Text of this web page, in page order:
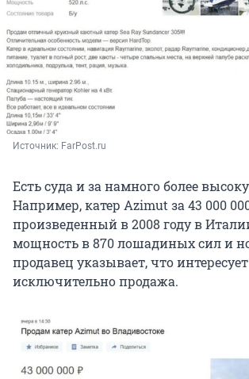
Источник: FarPost.ru
Есть суда и за намного более
Например, катер Azimut за 43 000
произведенный в 2008 году в
мощность в 870 лошадиных сил и
продавец указывает, что интересует
исключительно продажа.